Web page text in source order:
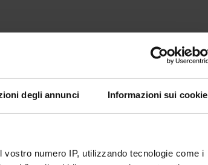
degli annunci Informazioni sui cookie
numero IP, utilizzando tecnologie come i